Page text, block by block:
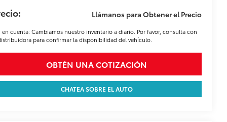
Llámanos para Obtener el Precio
en cuenta: Cambiamos nuestro inventario a diario. Por favor, consulta con
para confirmar la disponibilidad del vehículo.
OBTÉN UNA COTIZACIÓN
CHATEA SOBRE EL AUTO